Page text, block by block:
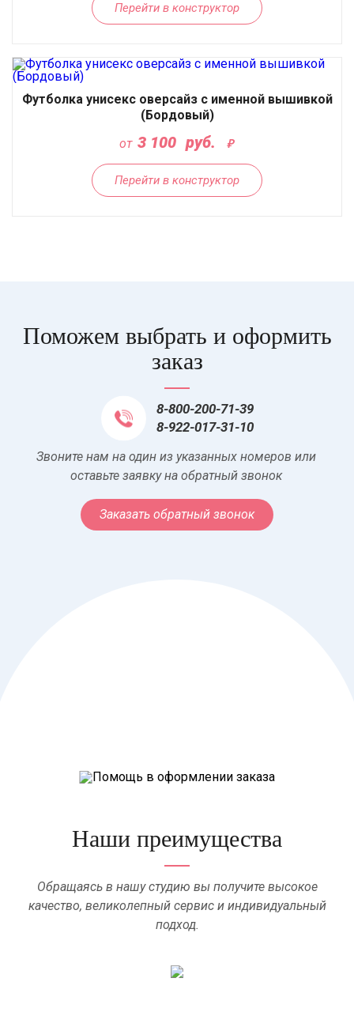
Перейти в конструктор
Футболка унисекс оверсайз с именной вышивкой
(Бордовый)
от 3 100 руб.
Перейти в конструктор
Поможем выбрать и оформить
заказ
8-800-200-71-39
8-922-017-31-10
Звоните нам на один из указанных номеров или
оставьте заявку на обратный звонок
Заказать обратный звонок
Наши преимущества
Обращаясь в нашу студию вы получите высокое
качество, великолепный сервис и индивидуальный
подход.